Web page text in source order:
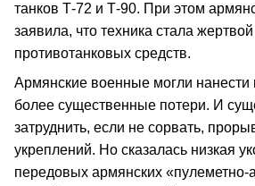
танков Т-72 и Т-90. При этом
заявила, что техника стала жертвой
противотанковых средств.
Армянские военные могли нанести
более существенные потери. И
затруднить, если не сорвать,
укреплений. Но сказалась низкая
передовых армянских «пулеметно-